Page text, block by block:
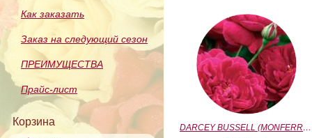
Как заказать
Заказ на следующий сезон
ПРЕИМУЩЕСТВА
Прайс-лист
Корзина
DARCEY BUSSELL (MONFERRATO) (Дарси Басл)